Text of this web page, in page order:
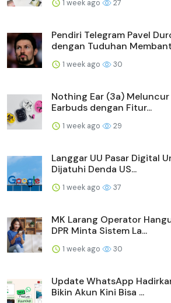
1 week ago 27
Pendiri Telegram Pavel
dengan Tuduhan
1 week ago 30
Nothing Ear (3a)
Earbuds dengan Fitur...
1 week ago 29
Langgar UU Pasar Digital
Dijatuhi Denda US...
1 week ago 37
MK Larang Operator
DPR Minta Sistem La...
1 week ago 30
Update WhatsApp
Bikin Akun Kini Bisa ...